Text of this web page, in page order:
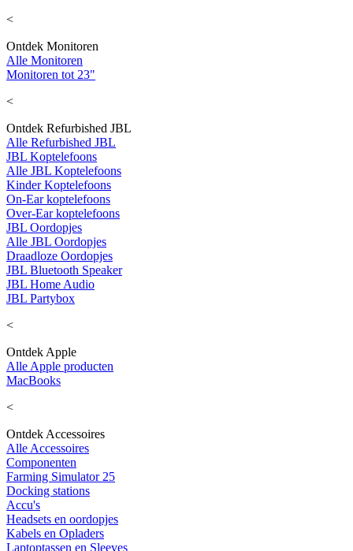
<
Ontdek Monitoren
Alle Monitoren
Monitoren tot 23"
<
Ontdek Refurbished JBL
Alle Refurbished JBL
JBL Koptelefoons
Alle JBL Koptelefoons
Kinder Koptelefoons
On-Ear koptelefoons
Over-Ear koptelefoons
JBL Oordopjes
Alle JBL Oordopjes
Draadloze Oordopjes
JBL Bluetooth Speaker
JBL Home Audio
JBL Partybox
<
Ontdek Apple
Alle Apple producten
MacBooks
<
Ontdek Accessoires
Alle Accessoires
Componenten
Farming Simulator 25
Docking stations
Accu's
Headsets en oordopjes
Kabels en Opladers
Laptoptassen en Sleeves